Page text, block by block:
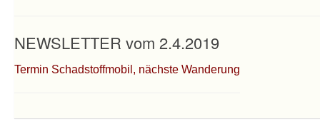
NEWSLETTER vom 2.4.2019
Termin Schadstoffmobil, nächste Wanderung